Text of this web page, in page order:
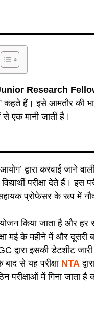
Research
कहते हैं। इसे आमतौर की
एक मानी जाती है।
द्वारा करवाई जाने
परीक्षा देते हैं।
प्रोफेसर के रूप में
किया जाता है और हर
मई के महीने में और दूसरी
द्वारा इसकी डेटशीट
से यह परीक्षा NTA
परीक्षाओं में गिना जाता है